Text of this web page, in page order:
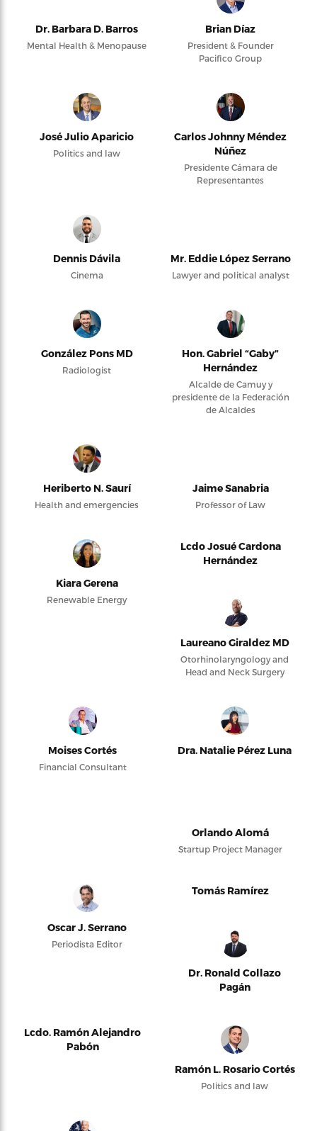
Dr. Barbara D. Barros
Mental Health & Menopause
Brian Díaz
President & Founder
Pacifico Group
José Julio Aparicio
Politics and law
Carlos Johnny Méndez
Núñez
Presidente Cámara de
Representantes
Dennis Dávila
Cinema
Mr. Eddie López Serrano
Lawyer and political analyst
González Pons MD
Radiologist
Hon. Gabriel “Gaby”
Hernández
Alcalde de Camuy y
presidente de la Federación
de Alcaldes
Heriberto N. Saurí
Health and emergencies
Jaime Sanabria
Professor of Law
Kiara Gerena
Renewable Energy
Lcdo Josué Cardona
Hernández
Laureano Giraldez MD
Otorhinolaryngology and
Head and Neck Surgery
Moises Cortés
Financial Consultant
Dra. Natalie Pérez Luna
Orlando Alomá
Startup Project Manager
Oscar J. Serrano
Periodista Editor
Tomás Ramírez
Dr. Ronald Collazo
Pagán
Lcdo. Ramón Alejandro
Pabón
Ramón L. Rosario Cortés
Politics and law